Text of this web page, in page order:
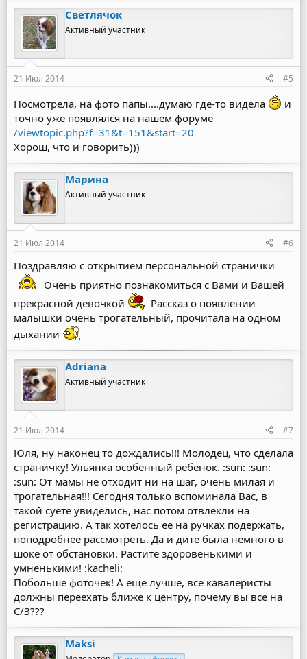
Светлячок
Активный участник
21 Июл 2014 #5
Посмотрела, на фото папы....думаю где-то видела
и
точно уже появлялся на нашем форуме
/viewtopic.php?f=31&t=151&start=20
Хорош, что и говорить)))
Марина
Активный участник
21 Июл 2014 #6
Поздравляю с открытием персональной странички
Очень приятно познакомиться с Вами и Вашей
прекрасной девочкой
Рассказ о появлении
малышки очень трогательный, прочитала на одном
дыхании
Adriana
Активный участник
21 Июл 2014 #7
Юля, ну наконец то дождались!!! Молодец, что сделала
страничку! Ульянка особенный ребенок. :sun: :sun:
:sun: От мамы не отходит ни на шаг, очень милая и
трогательная!!! Сегодня только вспоминала Вас, в
такой суете увиделись, нас потом отвлекли на
регистрацию. А так хотелось ее на ручках подержать,
поподробнее рассмотреть. Да и дите была немного в
шоке от обстановки. Растите здоровенькими и
умненькими! :kacheli:
Побольше фоточек! А еще лучше, все кавалеристы
должны переехать ближе к центру, почему вы все на
С/З???
Maksi